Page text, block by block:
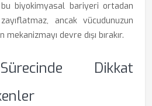
biyokimyasal bariyeri ortadan
ancak vücudunuzun
devre dışı bırakır.
Dikkat